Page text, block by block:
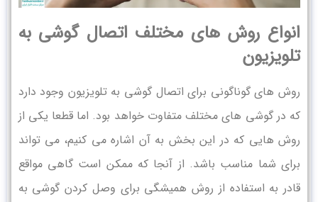
انواع روش های مختلف اتصال گوشی به
تلویزیون
روش های گوناگونی برای اتصال گوشی به تلویزیون وجود دارد
که در گوشی های مختلف متفاوت خواهد بود. اما قطعا یکی از
روش هایی که در این بخش به آن اشاره می کنیم، می تواند
برای شما مناسب باشد. از آنجا که ممکن است گاهی مواقع
قادر به استفاده از روش همیشگی برای وصل کردن گوشی به